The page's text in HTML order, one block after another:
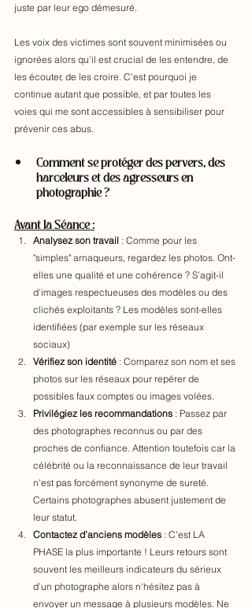
juste par leur ego démesuré.
Les voix des victimes sont souvent minimisées ou
ignorées alors qu'il est crucial de les entendre, de
les écouter, de les croire. C'est pourquoi je
continue autant que possible, et par toutes les
voies qui me sont accessibles à sensibiliser pour
prévenir ces abus.
Comment se protéger des pervers, des
harceleurs et des agresseurs en
photographie ?
Avant la Séance :
Analysez son travail : Comme pour les
"simples" arnaqueurs, regardez les photos. Ont-
elles une qualité et une cohérence ? S’agit-il
d’images respectueuses des modèles ou des
clichés exploitants ? Les modèles sont-elles
identifiées (par exemple sur les réseaux
sociaux)
Vérifiez son identité : Comparez son nom et ses
photos sur les réseaux pour repérer de
possibles faux comptes ou images volées.
Privilégiez les recommandations : Passez par
des photographes reconnus ou par des
proches de confiance. Attention toutefois car la
célébrité ou la reconnaissance de leur travail
n'est pas forcément synonyme de sureté.
Certains photographes abusent justement de
leur statut.
Contactez d’anciens modèles : C'est LA
PHASE la plus importante ! Leurs retours sont
souvent les meilleurs indicateurs du sérieux
d’un photographe alors n'hésitez pas à
envoyer un message à plusieurs modèles. Ne